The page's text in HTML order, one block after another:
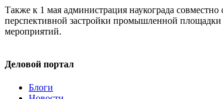
Также к 1 мая администрация наукограда
перспективной застройки промышленной
мероприятий.
Деловой портал
Блоги